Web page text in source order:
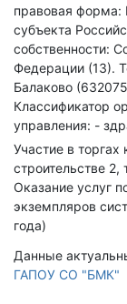
правовая форма:
субъекта
собственности:
Федерации (13).
Балаково
Классификатор
управления: -
Участие в торгах
строительстве
Оказание услуг
экземпляров
года)
Данные
ГАПОУ СО "БМК"